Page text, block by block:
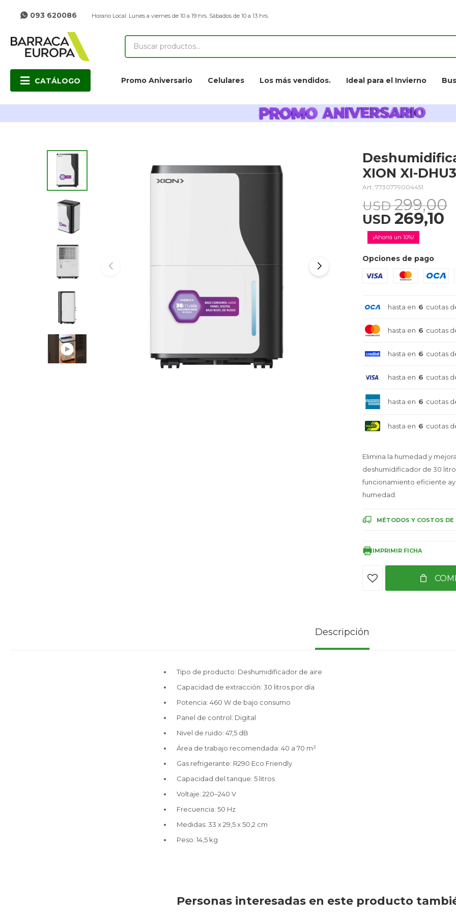
CATÁLOGO Promo Aniversario Celulares Los más vendidos. Ideal para el Invierno
093 620086 Horario Local: Lunes a viernes de 10 a 19 hrs. Sábados de 10 a 13 hrs.
XION XI-
7730779004451
USD 269,10
USD 299,00
10
Opciones de pago
hasta en 6 cuotas
hasta en 6 cuotas
hasta en 6 cuotas
hasta en 6 cuotas
hasta en 6 cuotas
hasta en 6 cuotas
Elimina la humedad y
deshumidificador de 30
funcionamiento eficiente
humedad.
MÉTODOS Y COSTOS DE
IMPRIMIR FICHA
Descripción
Tipo de producto: Deshumidificador de aire
Capacidad de extracción: 30 litros por día
Potencia: 460 W de bajo consumo
Panel de control: Digital
Nivel de ruido: 47,5 dB
Área de trabajo recomendada: 40 a 70 m²
Gas refrigerante: R290 Eco Friendly
Capacidad del tanque: 5 litros
Voltaje: 220–240 V
Frecuencia: 50 Hz
Medidas: 33 x 29,5 x 50,2 cm
Peso: 14,5 kg
Personas interesadas en este producto